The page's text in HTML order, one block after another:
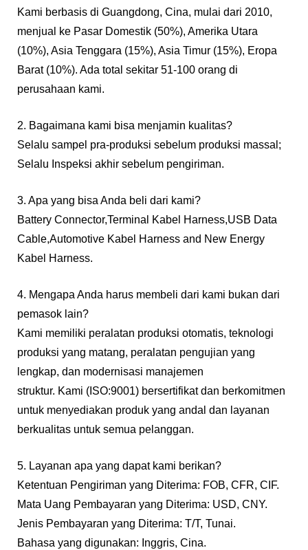
Kami berbasis di Guangdong, Cina, mulai dari 2010,
menjual ke Pasar Domestik (50%), Amerika Utara
(10%), Asia Tenggara (15%), Asia Timur (15%), Eropa
Barat (10%). Ada total sekitar 51-100 orang di
perusahaan kami.
2. Bagaimana kami bisa menjamin kualitas?
Selalu sampel pra-produksi sebelum produksi massal;
Selalu Inspeksi akhir sebelum pengiriman.
3. Apa yang bisa Anda beli dari kami?
Battery Connector,Terminal Kabel Harness,USB Data
Cable,Automotive Kabel Harness and New Energy
Kabel Harness.
4. Mengapa Anda harus membeli dari kami bukan dari
pemasok lain?
Kami memiliki peralatan produksi otomatis, teknologi
produksi yang matang, peralatan pengujian yang
lengkap, dan modernisasi manajemen
struktur. Kami (ISO:9001) bersertifikat dan berkomitmen
untuk menyediakan produk yang andal dan layanan
berkualitas untuk semua pelanggan.
5. Layanan apa yang dapat kami berikan?
Ketentuan Pengiriman yang Diterima: FOB, CFR, CIF.
Mata Uang Pembayaran yang Diterima: USD, CNY.
Jenis Pembayaran yang Diterima: T/T, Tunai.
Bahasa yang digunakan: Inggris, Cina.